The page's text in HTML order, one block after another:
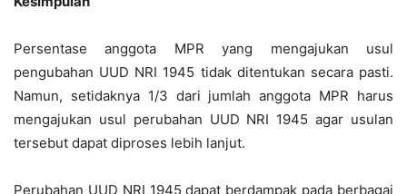
Persentase anggota MPR yang mengajukan usul
pengubahan UUD NRI 1945 tidak ditentukan secara pasti.
Namun, setidaknya 1/3 dari jumlah anggota MPR harus
mengajukan usul perubahan UUD NRI 1945 agar usulan
tersebut dapat diproses lebih lanjut.
Perubahan UUD NRI 1945 dapat berdampak pada berbagai